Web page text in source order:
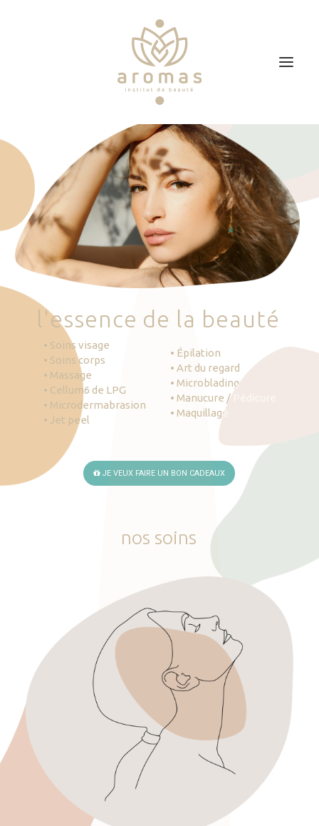
Soins
Je veux faire un bon cadeau
Plan d’accès
Prendre RDV
'essence de la beauté
• Soins visage
• Soins corps
• Massage
• Cellum6 de LPG
• Microdermabrasion
• Jet peel
• Épilation
• Art du regard
• Microblading
• Manucure / Pédicure
• Maquillage
JE VEUX FAIRE UN BON CADEAUX
nos soins